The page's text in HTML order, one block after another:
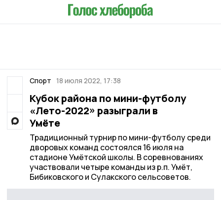
Спорт 18 июля 2022, 17:38
Кубок района по мини-футболу
«Лето-2022» разыграли в
Умёте
Традиционный турнир по мини-футболу среди
дворовых команд состоялся 16 июля на
стадионе Умётской школы. В соревнованиях
участвовали четыре команды из р.п. Умёт,
Бибиковского и Сулакского сельсоветов.